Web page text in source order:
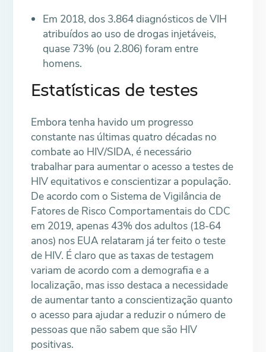
Em 2018, dos 3.864 diagnósticos de VIH
atribuídos ao uso de drogas injetáveis,
quase 73% (ou 2.806) foram entre
homens.
Estatísticas de testes
Embora tenha havido um progresso
constante nas últimas quatro décadas no
combate ao HIV/SIDA, é necessário
trabalhar para aumentar o acesso a testes de
HIV equitativos e conscientizar a população.
De acordo com o Sistema de Vigilância de
Fatores de Risco Comportamentais do CDC
em 2019, apenas 43% dos adultos (18-64
anos) nos EUA relataram já ter feito o teste
de HIV. É claro que as taxas de testagem
variam de acordo com a demografia e a
localização, mas isso destaca a necessidade
de aumentar tanto a conscientização quanto
o acesso para ajudar a reduzir o número de
pessoas que não sabem que são HIV
positivas.